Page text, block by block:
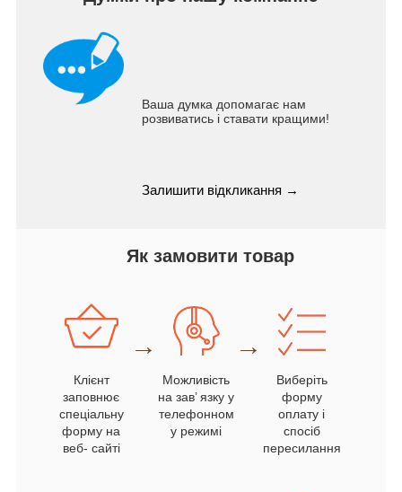
Ваша думка допомагає нам
розвиватись і ставати кращими!
Залишити відкликання →
Як замовити товар
→ →
Клієнт
заповнює
спеціальну
форму на
веб- сайті
Можливість
на зав’ язку у
телефонном
у режимі
Виберіть
форму
оплату і
спосіб
пересилання